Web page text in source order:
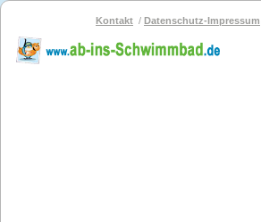
Kontakt Datenschutz-Impressum